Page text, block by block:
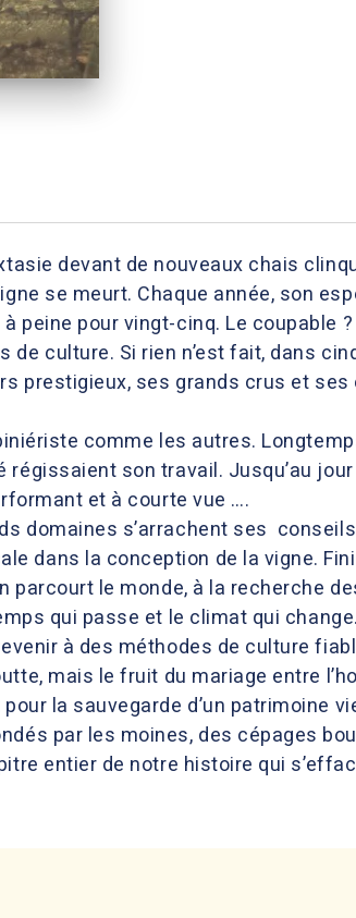
devant de nouveaux chais
se meurt. Chaque année, son
peine pour vingt-cinq. Le
de culture. Si rien n’est fait, dans
prestigieux, ses grands crus et ses
comme les autres.
son travail. Jusqu’au
et à courte vue ….
domaines s’arrachent ses
dans la conception de la vigne.
parcourt le monde, à la recherche
qui passe et le climat qui
à des méthodes de culture
mais le fruit du mariage entre
la sauvegarde d’un patrimoine
par les moines, des cépages
entier de notre histoire qui